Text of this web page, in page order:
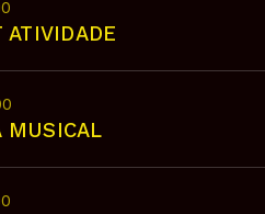
ATIVIDADE
MUSICAL